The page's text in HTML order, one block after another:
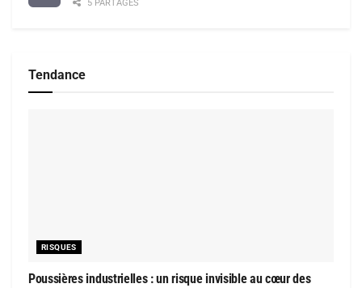
5 PARTAGES
Tendance
RISQUES
Poussières industrielles : un risque invisible au cœur des